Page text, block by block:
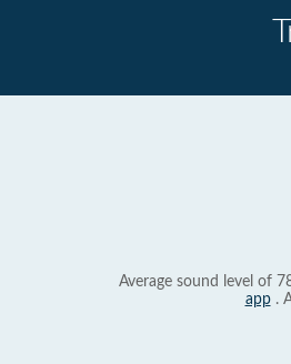
Average sound level of
app.